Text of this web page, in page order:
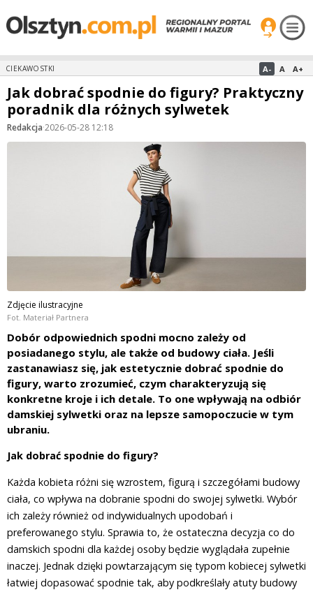
CIEKAWOSTKI A- A A+
Jak dobrać spodnie do figury? Praktyczny
poradnik dla różnych sylwetek
Redakcja·2026-05-28 12:18
Zdjęcie ilustracyjne
Fot. Materiał Partnera
Dobór odpowiednich spodni mocno zależy od
posiadanego stylu, ale także od budowy ciała. Jeśli
zastanawiasz się, jak estetycznie dobrać spodnie do
figury, warto zrozumieć, czym charakteryzują się
konkretne kroje i ich detale. To one wpływają na odbiór
damskiej sylwetki oraz na lepsze samopoczucie w tym
ubraniu.
Jak dobrać spodnie do figury?
Każda kobieta różni się wzrostem, figurą i szczegółami budowy
ciała, co wpływa na dobranie spodni do swojej sylwetki. Wybór
ich zależy również od indywidualnych upodobań i
preferowanego stylu. Sprawia to, że ostateczna decyzja co do
damskich spodni dla każdej osoby będzie wyglądała zupełnie
inaczej. Jednak dzięki powtarzającym się typom kobiecej sylwetki
łatwiej dopasować spodnie tak, aby podkreślały atuty budowy